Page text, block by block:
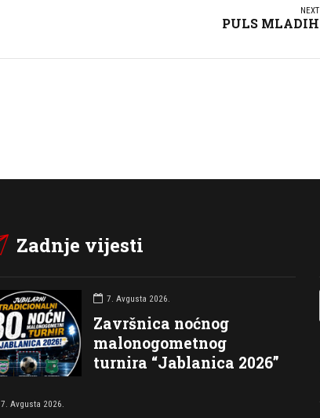
NEXT
PULS MLADIH
Zadnje vijesti
7. Avgusta 2026.
Završnica noćnog
malonogometnog
turnira “Jablanica 2026”
7. Avgusta 2026.